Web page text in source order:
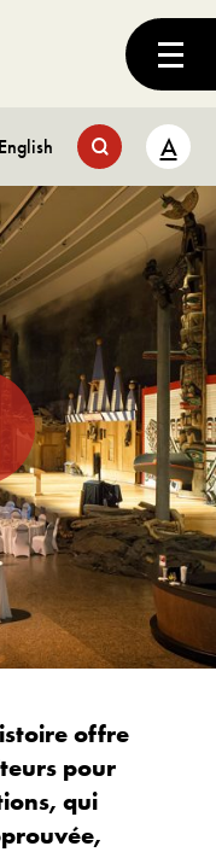
English A
offre
pour
qui